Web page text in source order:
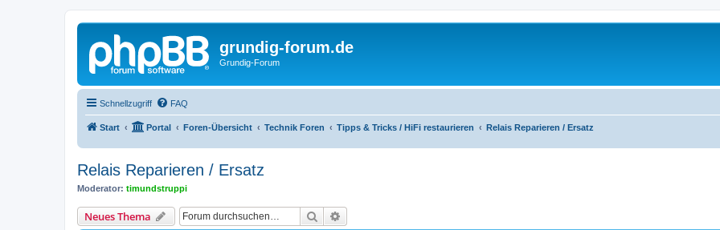
grundig-forum.de
Grundig-Forum
Schnellzugriff FAQ
Start Portal Foren-Übersicht Technik Foren Tipps & Tricks / HiFi restaurieren Relais Reparieren / Ersatz
Relais Reparieren / Ersatz
Moderator: timundstruppi
Neues Thema Suche